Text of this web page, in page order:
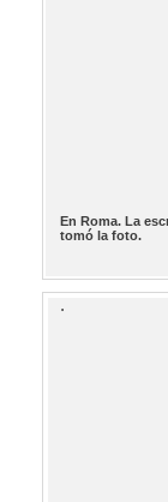
En Roma. La
tomó la foto.
.